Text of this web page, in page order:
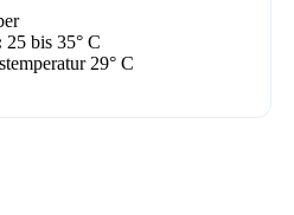
25 bis 35° C
29° C